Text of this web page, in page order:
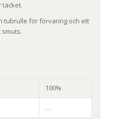
täcket.
tubrulle för förvaring och ett
100%
…